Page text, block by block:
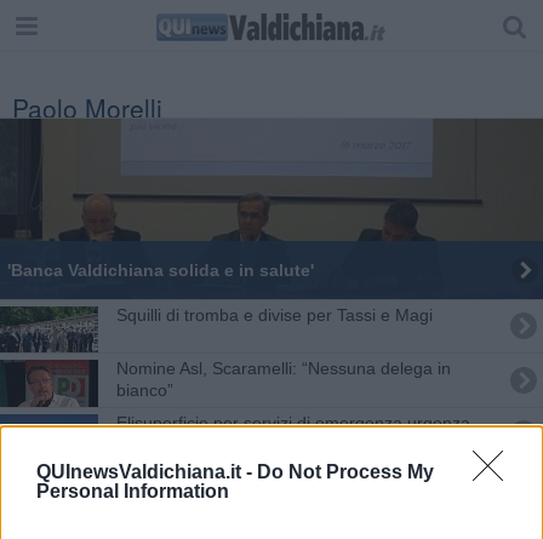
QUInewsValdichiana.it - Do Not Process My
Personal Information
Paolo Morelli
'Banca Valdichiana solida e in salute'
Squilli di tromba e divise per Tassi e Magi
Nomine Asl, Scaramelli: “Nessuna delega in
bianco”
Elisuperficie per servizi di emergenza urgenza
Il distretto turistico interregionale è realtà